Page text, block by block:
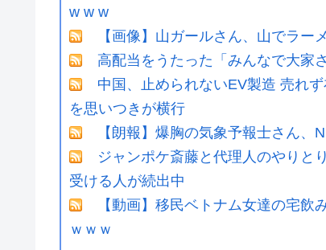
w w w
【画像】山ガールさん、山でラー
高配当をうたった「みんなで大家
中国、止められないEV製造 売れ
を思いつきが横行
【朗報】爆胸の気象予報士さん、
ジャンポケ斎藤と代理人のやり
受ける人が続出中
【動画】移民ベトナム女達の宅
ｗｗｗ